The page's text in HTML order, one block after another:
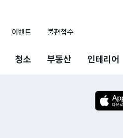
이벤트 불편접수
청소 부동산 인테리어